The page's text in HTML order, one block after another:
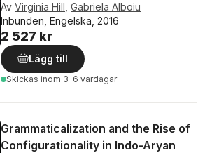
Av Virginia Hill Gabriela Alboiu
Inbunden, Engelska, 2016
2 527 kr
Lägg till
Skickas inom 3-6 vardagar
Grammaticalization and the Rise of
Configurationality in Indo-Aryan